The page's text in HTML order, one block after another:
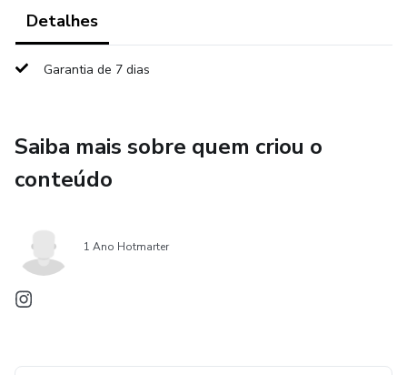
Detalhes
Garantia de 7 dias
Saiba mais sobre quem criou o
conteúdo
1 Ano Hotmarter